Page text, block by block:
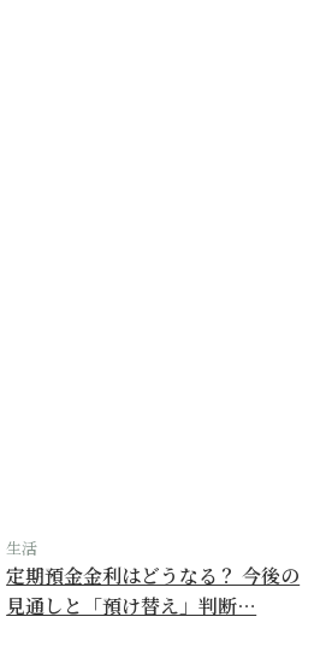
生活
定期預金金利はどうなる？ 今後の
見通しと「預け替え」判断…